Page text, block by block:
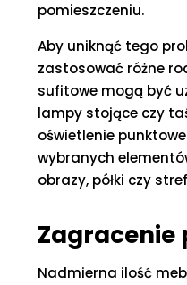
pomieszczeniu.
Aby uniknąć tego
zastosować różne
sufitowe mogą być
lampy stojące czy
oświetlenie
wybranych
obrazy, półki czy
Zagracenie
Nadmierna ilość